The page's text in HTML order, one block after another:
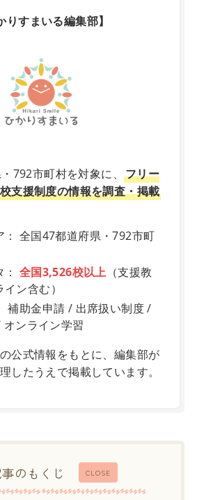
りすまいる編集部】
792市町村を対象に、 フリー
支援制度の情報を調査・掲載
： 全国47都道府県・792市町
全国3,526校以上 （支援教
ン含む）
補助金申請 / 出席扱い制度 /
ンライン学習
公式情報をもとに、編集部が
したうえで掲載しています。
CLOSE
のもくじ